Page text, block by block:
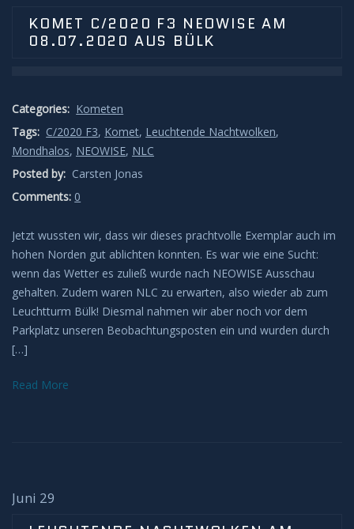
Venus
Deep Sky
Bedeckungen
Finsternisse
Mondfinsternis
KOMET C/2020 F3 NEOWISE AM
08.07.2020 AUS BÜLK
Categories: Kometen
Tags: C/2020 F3, Komet, Leuchtende Nachtwolken,
Mondhalos, NEOWISE, NLC
Posted by: Carsten Jonas
Comments: 0
Jetzt wussten wir, dass wir dieses prachtvolle Exemplar auch im
hohen Norden gut ablichten konnten. Es war wie eine Sucht:
wenn das Wetter es zuließ wurde nach NEOWISE Ausschau
gehalten. Zudem waren NLC zu erwarten, also wieder ab zum
Leuchtturm Bülk! Diesmal nahmen wir aber noch vor dem
Parkplatz unseren Beobachtungsposten ein und wurden durch
[…]
Read More
Juni 29